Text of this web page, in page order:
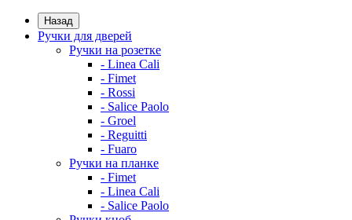
Назад
Ручки для дверей
Ручки на розетке
- Linea Cali
- Fimet
- Rossi
- Salice Paolo
- Groel
- Reguitti
- Fuaro
Ручки на планке
- Fimet
- Linea Cali
- Salice Paolo